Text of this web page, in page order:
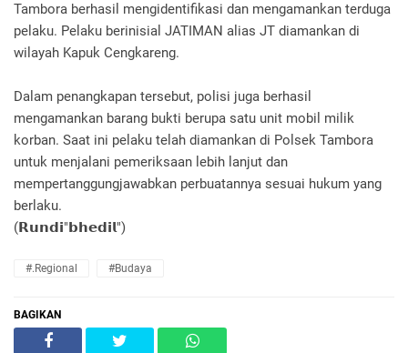
Tambora berhasil mengidentifikasi dan mengamankan terduga
pelaku. Pelaku berinisial JATIMAN alias JT diamankan di
wilayah Kapuk Cengkareng.
Dalam penangkapan tersebut, polisi juga berhasil
mengamankan barang bukti berupa satu unit mobil milik
korban. Saat ini pelaku telah diamankan di Polsek Tambora
untuk menjalani pemeriksaan lebih lanjut dan
mempertanggungjawabkan perbuatannya sesuai hukum yang
berlaku.
(𝗥𝘂𝗻𝗱𝗶"𝗯𝗵𝗲𝗱𝗶𝗹")
#.Regional #Budaya
BAGIKAN